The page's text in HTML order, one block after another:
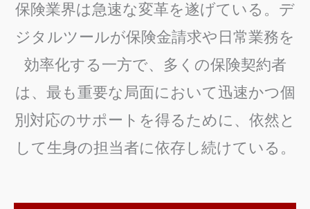
保険業界は急速な変革を遂げている。デ
ジタルツールが保険金請求や日常業務を
効率化する一方で、多くの保険契約者
は、最も重要な局面において迅速かつ個
別対応のサポートを得るために、依然と
して生身の担当者に依存し続けている。